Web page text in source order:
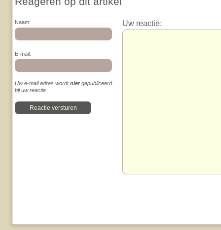
Naam:
E-mail:
Uw e-mail adres wordtniet gepubliceerd
bij uw reactie
Uw reactie: